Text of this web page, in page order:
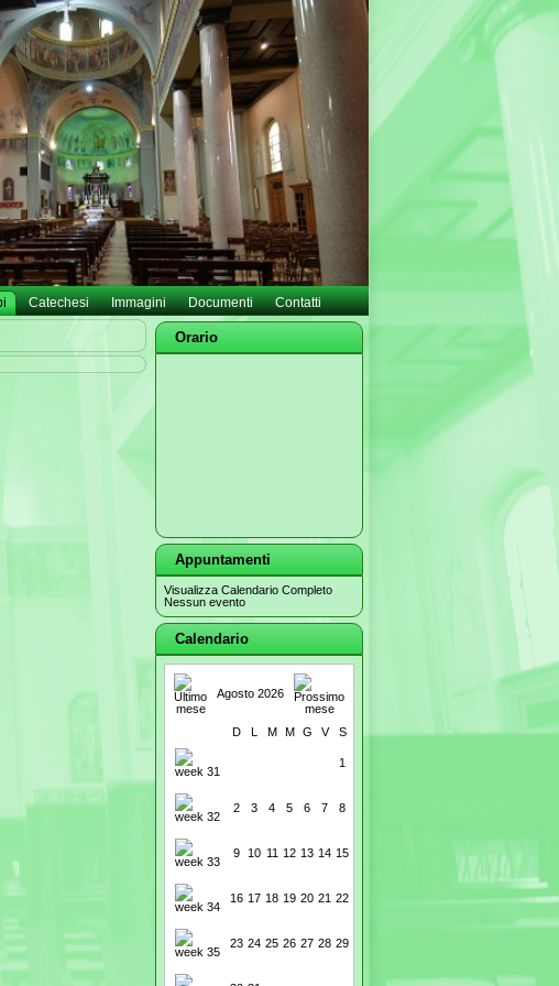
Catechesi Immagini Documenti Contatti
Orario
Appuntamenti
Visualizza Calendario Completo
Nessun evento
Calendario
Agosto 2026
D L M M G V S
1
2 3 4 5 6 7 8
9 10 11 12 13 14 15
16 17 18 19 20 21 22
23 24 25 26 27 28 29